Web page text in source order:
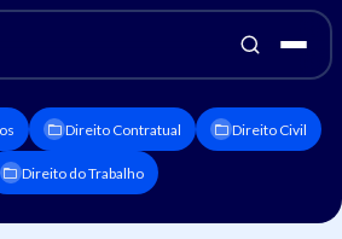
Direito Contratual Direito Civil
Direito do Trabalho